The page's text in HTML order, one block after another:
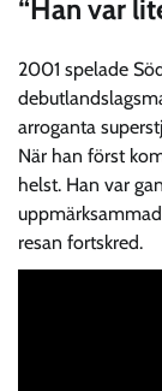
“Han var
2001 spelade
arroganta
När han först
helst. Han var
resan fortskred.